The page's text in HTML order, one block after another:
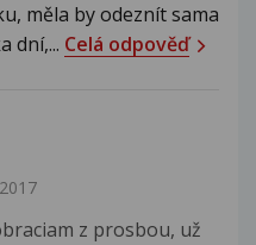
měla by odeznít sama
dní,... Celá odpověď
z prosbou, už